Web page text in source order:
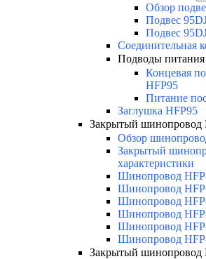
Обзор
Подвес
Подвес
Соединительная
Подводы
Концевая
HFP95
Питание
Заглушка HFP95
Закрытый шинопровод
Обзор
Закрытый
характеристики
Шинопровод
Шинопровод
Шинопровод
Шинопровод
Шинопровод
Шинопровод
Закрытый шинопровод